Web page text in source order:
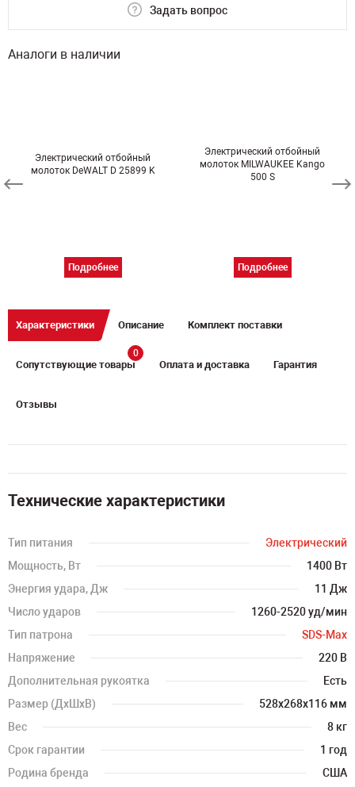
Задать вопрос
Аналоги в наличии
Электрический отбойный
молоток DeWALT D 25899 K
Подробнее
Электрический отбойный
молоток MILWAUKEE Kango
500 S
Подробнее
Характеристики Описание Комплект поставки
Сопутствующие товары
0
Оплата и доставка Гарантия
Отзывы
Технические характеристики
Тип питания
Электрический
Мощность, Вт
1400 Вт
Энергия удара, Дж
11 Дж
Число ударов
1260-2520 уд/мин
Тип патрона
SDS-Max
Напряжение
220 В
Дополнительная рукоятка
Есть
Размер (ДхШхВ)
528x268x116 мм
Вес
8 кг
Срок гарантии
1 год
Родина бренда
США